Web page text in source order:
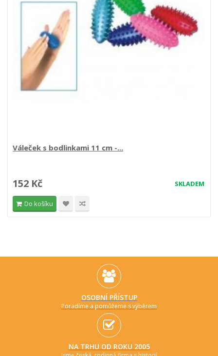
Váleček s bodlinkami 11 cm -...
SKLADEM
152 Kč
Do košíku
OSOBNÍ PŘÍSTUP
Poradíme a pomůžeme s výběrem
NA TRHU OD ROKU 2005